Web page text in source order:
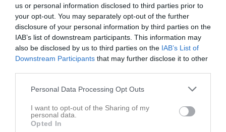
us or personal information disclosed to third parties prior to
your opt-out. You may separately opt-out of the further
disclosure of your personal information by third parties on the
IAB’s list of downstream participants. This information may
also be disclosed by us to third parties on the IAB’s List of
Downstream Participants that may further disclose it to other
Personal Data Processing Opt Outs
I want to opt-out of the Sharing of my
personal data.
Opted In
Ingen video uppladdad
Logga in och ladda upp ert första klipp
Senast uppdaterade album
Inget album finns skapat